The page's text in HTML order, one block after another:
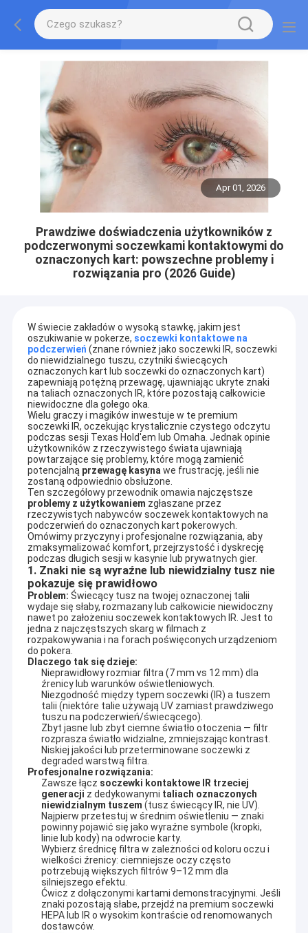
Apr 01, 2026
Prawdziwe doświadczenia użytkowników z
podczerwonymi soczewkami kontaktowymi do
oznaczonych kart: powszechne problemy i
rozwiązania pro (2026 Guide)
W świecie zakładów o wysoką stawkę, jakim jest
oszukiwanie w pokerze, soczewki kontaktowe na
podczerwień (znane również jako soczewki IR, soczewki
do niewidzialnego tuszu, czytniki świecących
oznaczonych kart lub soczewki do oznaczonych kart)
zapewniają potężną przewagę, ujawniając ukryte znaki
na taliach oznaczonych IR, które pozostają całkowicie
niewidoczne dla gołego oka.
Wielu graczy i magików inwestuje w te premium
soczewki IR, oczekując krystalicznie czystego odczytu
podczas sesji Texas Hold'em lub Omaha. Jednak opinie
użytkowników z rzeczywistego świata ujawniają
powtarzające się problemy, które mogą zamienić
potencjalną przewagę kasyna we frustrację, jeśli nie
zostaną odpowiednio obsłużone.
problemy z użytkowaniem zgłaszane przez
rzeczywistych nabywców soczewek kontaktowych na
podczerwień do oznaczonych kart pokerowych.
Omówimy przyczyny i profesjonalne rozwiązania, aby
zmaksymalizować komfort, przejrzystość i dyskrecję
podczas długich sesji w kasynie lub prywatnych gier.
1. Znaki nie są wyraźne lub niewidzialny tusz nie
pokazuje się prawidłowo
Problem: Świecący tusz na twojej oznaczonej talii
wydaje się słaby, rozmazany lub całkowicie niewidoczny
nawet po założeniu soczewek kontaktowych IR. Jest to
jedna z najczęstszych skarg w filmach z
rozpakowywania i na forach poświęconych urządzeniom
do pokera.
Dlaczego tak się dzieje:
Nieprawidłowy rozmiar filtra (7 mm vs 12 mm) dla
źrenicy lub warunków oświetleniowych.
Niezgodność między typem soczewki (IR) a tuszem
talii (niektóre talie używają UV zamiast prawdziwego
tuszu na podczerwień/świecącego).
Zbyt jasne lub zbyt ciemne światło otoczenia — filtr
rozprasza światło widzialne, zmniejszając kontrast.
Niskiej jakości lub przeterminowane soczewki z
degraded warstwą filtra.
Profesjonalne rozwiązania:
Zawsze łącz soczewki kontaktowe IR trzeciej
generacji z dedykowanymi taliach oznaczonych
niewidzialnym tuszem (tusz świecący IR, nie UV).
Najpierw przetestuj w średnim oświetleniu — znaki
powinny pojawić się jako wyraźne symbole (kropki,
linie lub kody) na odwrocie karty.
Wybierz średnicę filtra w zależności od koloru oczu i
wielkości źrenicy: ciemniejsze oczy często
potrzebują większych filtrów 9–12 mm dla
silniejszego efektu.
Ćwicz z dołączonymi kartami demonstracyjnymi. Jeśli
znaki pozostają słabe, przejdź na premium soczewki
HEPA lub IR o wysokim kontraście od renomowanych
dostawców.